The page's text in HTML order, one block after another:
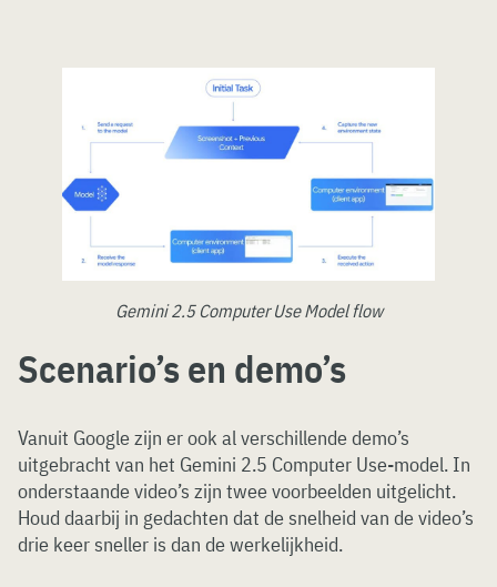
Gemini 2.5 Computer Use Model flow
Scenario’s en demo’s
Vanuit Google zijn er ook al verschillende demo’s
uitgebracht van het Gemini 2.5 Computer Use-model. In
onderstaande video’s zijn twee voorbeelden uitgelicht.
Houd daarbij in gedachten dat de snelheid van de video’s
drie keer sneller is dan de werkelijkheid.